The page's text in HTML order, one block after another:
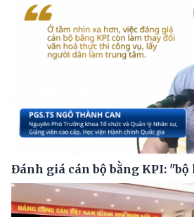
Đánh giá cán bộ bằng KPI: